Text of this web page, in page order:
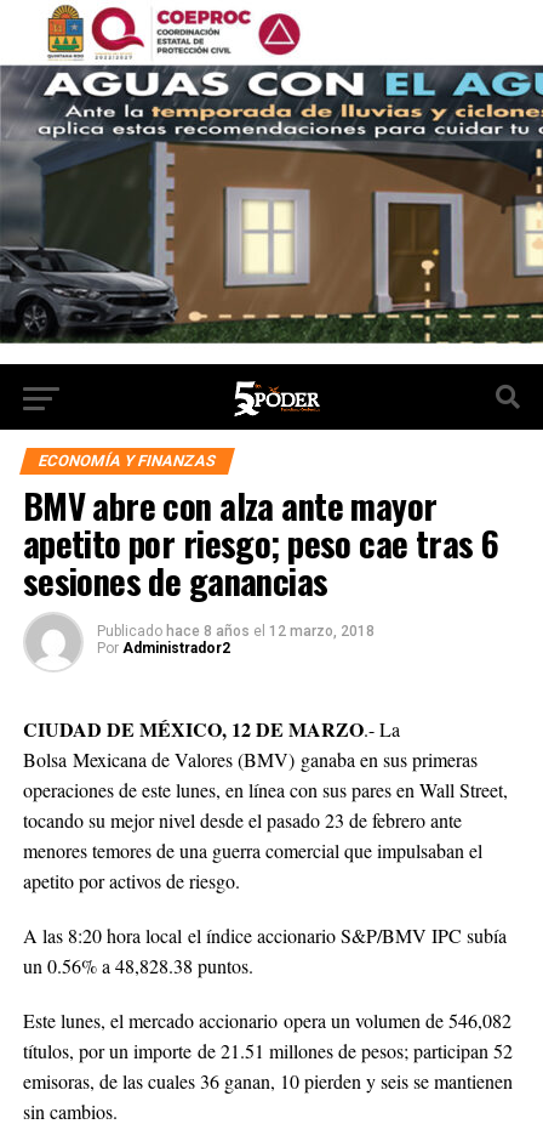
ECONOMÍA Y FINANZAS
BMV abre con alza ante mayor
apetito por riesgo; peso cae tras 6
sesiones de ganancias
Publicado hace 8 años el 12 marzo, 2018
Por Administrador2
CIUDAD DE MÉXICO, 12 DE MARZO.- La
Bolsa Mexicana de Valores (BMV) ganaba en sus primeras
operaciones de este lunes, en línea con sus pares en Wall Street,
tocando su mejor nivel desde el pasado 23 de febrero ante
menores temores de una guerra comercial que impulsaban el
apetito por activos de riesgo.
A las 8:20 hora local el índice accionario S&P/BMV IPC subía
un 0.56% a 48,828.38 puntos.
Este lunes, el mercado accionario opera un volumen de 546,082
títulos, por un importe de 21.51 millones de pesos; participan 52
emisoras, de las cuales 36 ganan, 10 pierden y seis se mantienen
sin cambios.